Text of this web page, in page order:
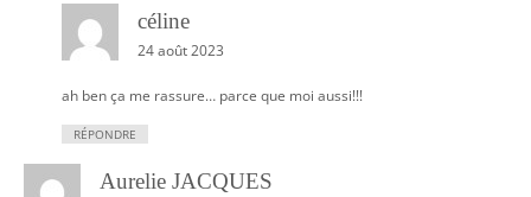
céline
24 août 2023
ah ben ça me rassure… parce que moi aussi!!!
RÉPONDRE
Aurelie JACQUES